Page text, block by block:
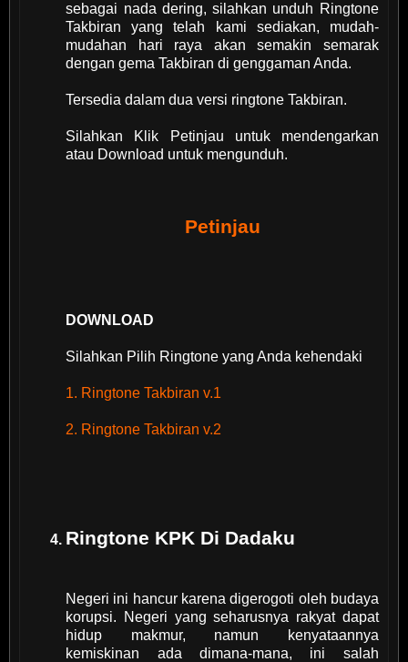
sebagai nada dering, silahkan unduh Ringtone
Takbiran yang telah kami sediakan, mudah-
mudahan hari raya akan semakin semarak
dengan gema Takbiran di genggaman Anda.
Tersedia dalam dua versi ringtone Takbiran.
Silahkan Klik Petinjau untuk mendengarkan
atau Download untuk mengunduh.
Petinjau
DOWNLOAD
Silahkan Pilih Ringtone yang Anda kehendaki
1. Ringtone Takbiran v.1
2. Ringtone Takbiran v.2
Ringtone KPK Di Dadaku
Negeri ini hancur karena digerogoti oleh budaya
korupsi. Negeri yang seharusnya rakyat dapat
hidup makmur, namun kenyataannya
kemiskinan ada dimana-mana, ini salah